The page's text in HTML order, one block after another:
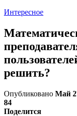
Интересное
решить?
Опубликовано Май
84
Поделится